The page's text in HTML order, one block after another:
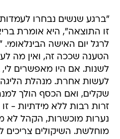
"ברגע שנשים נבחרו
זו התוצאה", היא אומרת
לרגל יום האישה
הטענה שככה זה, ואין מה
לשנות. אם היו מאפשרים לי,
לעשות אחרת. מנהלת הליגה
שקלים, ואם הכסף הולך
זרות רבות ללא מידתיות - זו
נערות מוכשרות, הקהל לא
מוחלשת. השיקולים צריכים